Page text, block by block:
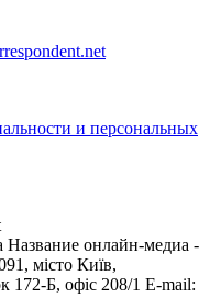
и персональных
Название онлайн-медиа -
місто Київ,
Б, офіс 208/1 E-mail: